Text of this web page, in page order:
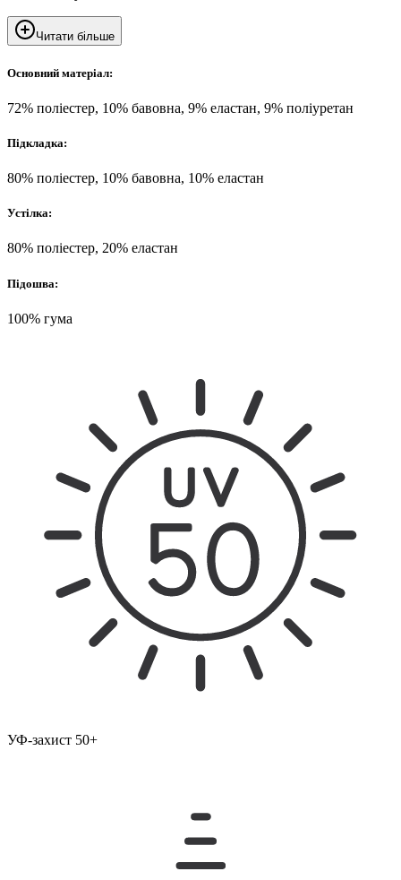
Читати більше
Основний матеріал:
72% поліестер, 10% бавовна, 9% еластан, 9% поліуретан
Підкладка:
80% поліестер, 10% бавовна, 10% еластан
Устілка:
80% поліестер, 20% еластан
Підошва:
100% гума
УФ-захист 50+